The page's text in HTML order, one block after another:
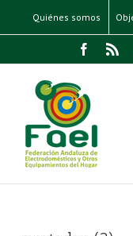
Quiénes somos